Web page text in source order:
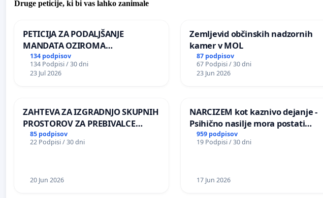
Druge peticije, ki bi vas lahko zanimale
PETICIJA ZA PODALJŠANJE
MANDATA OZIROMA
ČIMPREJŠNJO PONOVNO
NAPOTITEV GOSPODA BERNARDA
ŠRAJNERJA NA VELEPOSLANIŠTVO
134 podpisov
134 Podpisi / 30 dni
23 Jul 2026
Zemljevid občinskih nadzornih
kamer v MOL
87 podpisov
67 Podpisi / 30 dni
23 Jun 2026
ZAHTEVA ZA IZGRADNJO SKUPNIH
PROSTOROV ZA PREBIVALCE
KRAJEVNE SKUPNOSTI
PRESTRANEK
85 podpisov
22 Podpisi / 30 dni
20 Jun 2026
NARCIZEM kot kaznivo dejanje -
Psihično nasilje mora postati
enako prepoznano kot fizično
nasilje
959 podpisov
19 Podpisi / 30 dni
17 Jun 2026